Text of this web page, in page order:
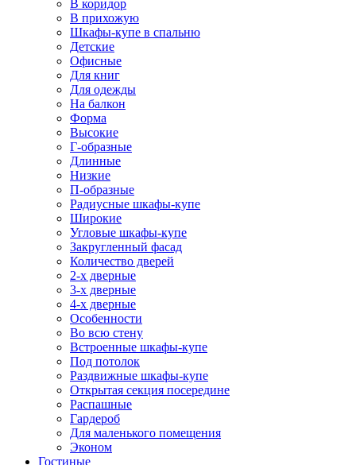
В коридор
В прихожую
Шкафы-купе в спальню
Детские
Офисные
Для книг
Для одежды
На балкон
Форма
Высокие
Г-образные
Длинные
Низкие
П-образные
Радиусные шкафы-купе
Широкие
Угловые шкафы-купе
Закругленный фасад
Количество дверей
2-х дверные
3-х дверные
4-х дверные
Особенности
Во всю стену
Встроенные шкафы-купе
Под потолок
Раздвижные шкафы-купе
Открытая секция посередине
Распашные
Гардероб
Для маленького помещения
Эконом
Гостиные